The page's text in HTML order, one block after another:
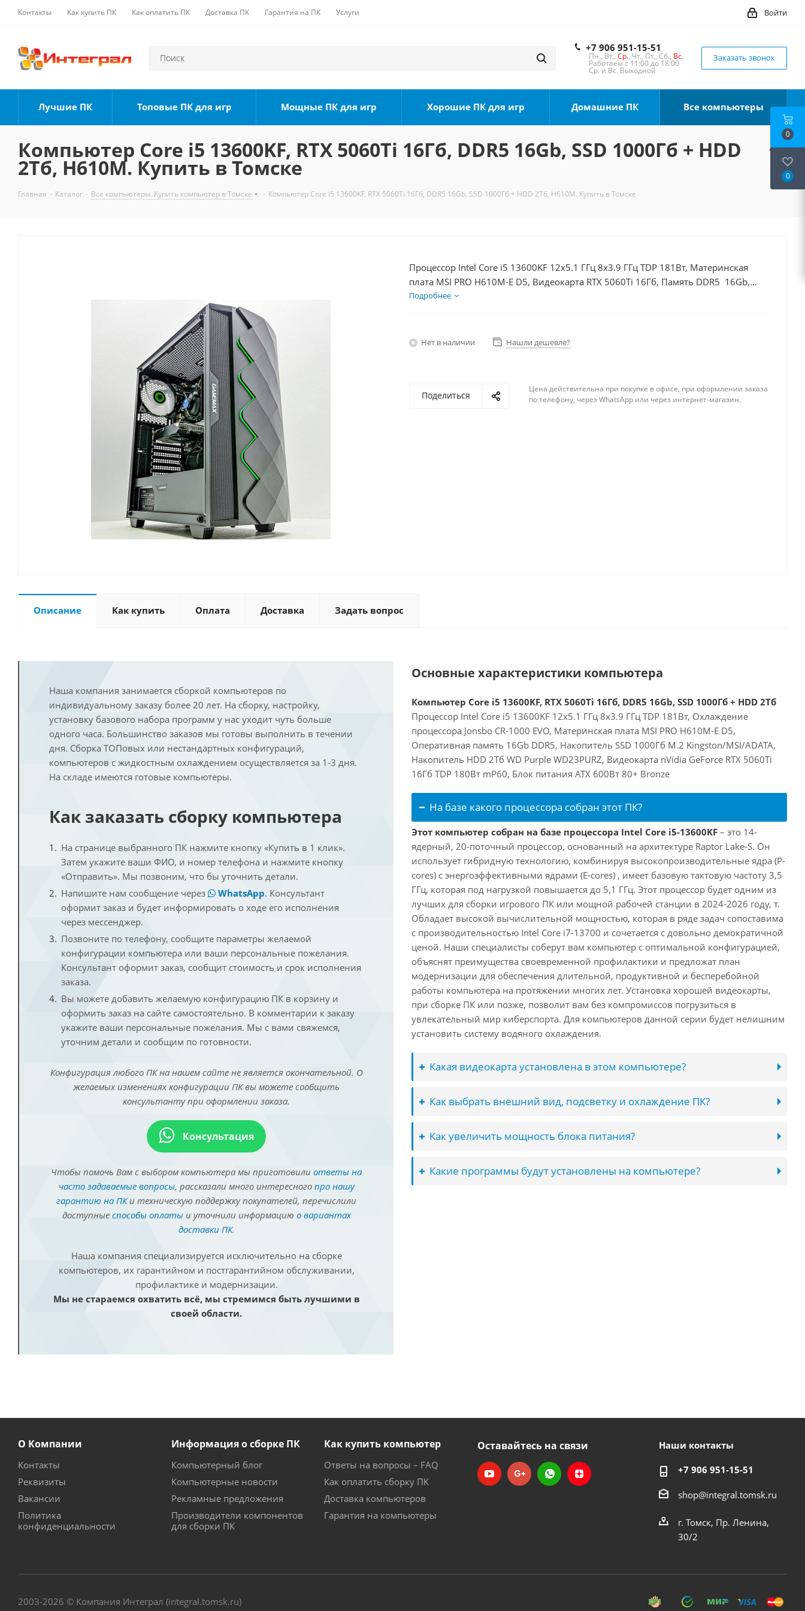
Контакты Как купить ПК Как оплатить ПК Доставка ПК Гарантия на ПК Услуги Войти
+7 906 951-15-51
Пн., Вт., Ср., Чт., Пт., Сб., Вс.
Работаем с 11:00 до 18:00
Ср. и Вс. Выходной
Заказать звонок
Лучшие ПК Топовые ПК для игр Мощные ПК для игр Хорошие ПК для игр Домашние ПК Все компьютеры
Компьютер Core i5 13600KF, RTX 5060Ti 16Гб, DDR5 16Gb, SSD 1000Гб + HDD
2Тб, H610M. Купить в Томске
Главная - Каталог - Все компьютеры. Купить компьютер в Томске - Компьютер Core i5 13600KF, RTX 5060Ti 16Гб, DDR5 16Gb, SSD 1000Гб + HDD 2Тб, H610M. Купить в Томске
Процессор Intel Core i5 13600KF 12x5.1 ГГц 8x3.9 ГГц TDP 181Вт, Материнская
плата MSI PRO H610M-E D5, Видеокарта RTX 5060Ti 16Гб, Память DDR5 16Gb,
Диски SSD 1000Гб + HDD 2Тб, БП 600Вт
Подробнее
Нет в наличии Нашли дешевле?
Поделиться
Цена действительна при покупке в офисе, при оформлении заказа
по телефону, через WhatsApp или через интернет-магазин.
Описание Как купить Оплата Доставка Задать вопрос
Наша компания занимается сборкой компьютеров по
индивидуальному заказу более 20 лет. На сборку, настройку,
установку базового набора программ у нас уходит чуть больше
одного часа. Большинство заказов мы готовы выполнить в течении
дня. Сборка ТОПовых или нестандартных конфигураций,
компьютеров с жидкостным охлаждением осуществляется за 1-3 дня.
На складе имеются готовые компьютеры.
Как заказать сборку компьютера
На странице выбранного ПК нажмите кнопку «Купить в 1 клик».
Затем укажите ваши ФИО, и номер телефона и нажмите кнопку
«Отправить». Мы позвоним, что бы уточнить детали.
Напишите нам сообщение через
WhatsApp. Консультант
оформит заказ и будет информировать о ходе его исполнения
через мессенджер.
Позвоните по телефону, сообщите параметры желаемой
конфигурации компьютера или ваши персональные пожелания.
Консультант оформит заказ, сообщит стоимость и срок исполнения
заказа.
Вы можете добавить желаемую конфигурацию ПК в корзину и
оформить заказ на сайте самостоятельно. В комментарии к заказу
укажите ваши персональные пожелания. Мы с вами свяжемся,
уточним детали и сообщим по готовности.
Конфигурация любого ПК на нашем сайте не является окончательной. О
желаемых изменениях конфигурации ПК вы можете сообщить
консультанту при оформлении заказа.
Консультация
Чтобы помочь Вам с выбором компьютера мы приготовили ответы на
часто задаваемые вопросы, рассказали много интересного про нашу
гарантию на ПКи техническую поддержку покупателей, перечислили
доступные способы оплатыи уточнили информацию о вариантах
доставки ПК.
Наша компания специализируется исключительно на сборке
компьютеров, их гарантийном и постгарантийном обслуживании,
профилактике и модернизации.
Мы не стараемся охватить всё, мы стремимся быть лучшими в
своей области.
Основные характеристики компьютера
Компьютер Core i5 13600KF, RTX 5060Ti 16Гб, DDR5 16Gb, SSD 1000Гб + HDD 2Тб
Процессор Intel Core i5 13600KF 12x5.1 ГГц 8x3.9 ГГц TDP 181Вт, Охлаждение
процессора Jonsbo CR-1000 EVO, Материнская плата MSI PRO H610M-E D5,
Оперативная память 16Gb DDR5, Накопитель SSD 1000Гб M.2 Kingston/MSI/ADATA,
Накопитель HDD 2Тб WD Purple WD23PURZ, Видеокарта nVidia GeForce RTX 5060Ti
16Гб TDP 180Вт mP60, Блок питания ATX 600Вт 80+ Bronze
На базе какого процессора собран этот ПК?
Этот компьютер собран на базе процессора Intel Core i5-13600KF – это 14-
ядерный, 20-поточный процессор, основанный на архитектуре Raptor Lake-S. Он
использует гибридную технологию, комбинируя высокопроизводительные ядра (P-
cores) с энергоэффективными ядрами (E-cores) , имеет базовую тактовую частоту 3,5
ГГц, которая под нагрузкой повышается до 5,1 ГГц. Этот процессор будет одним из
лучших для сборки игрового ПК или мощной рабочей станции в 2024-2026 году, т.
Обладает высокой вычислительной мощностью, которая в ряде задач сопоставима
с производительностью Intel Core i7-13700 и сочетается с довольно демократичной
ценой. Наши специалисты соберут вам компьютер с оптимальной конфигурацией,
объяснят преимущества своевременной профилактики и предложат план
модернизации для обеспечения длительной, продуктивной и бесперебойной
работы компьютера на протяжении многих лет. Установка хорошей видеокарты,
при сборке ПК или позже, позволит вам без компромиссов погрузиться в
увлекательный мир киберспорта. Для компьютеров данной серии будет нелишним
установить систему водяного охлаждения.
Какая видеокарта установлена в этом компьютере?
Как выбрать внешний вид, подсветку и охлаждение ПК?
Как увеличить мощность блока питания?
Какие программы будут установлены на компьютере?
О Компании
Контакты
Реквизиты
Вакансии
Политика
конфиденциальности
Информация о сборке ПК
Компьютерный блог
Компьютерные новости
Рекламные предложения
Производители компонентов
для сборки ПК
Как купить компьютер
Ответы на вопросы – FAQ
Как оплатить сборку ПК
Доставка компьютеров
Гарантия на компьютеры
Оставайтесь на связи Наши контакты
+7 906 951-15-51
shop@integral.tomsk.ru
г. Томск, Пр. Ленина,
30/2
2003-2026 © Компания Интеграл (integral.tomsk.ru)
0
0